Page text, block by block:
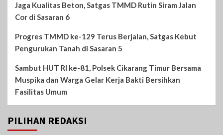
Jaga Kualitas Beton, Satgas TMMD Rutin Siram Jalan
Cor di Sasaran 6
Progres TMMD ke-129 Terus Berjalan, Satgas Kebut
Pengurukan Tanah di Sasaran 5
Sambut HUT RI ke-81, Polsek Cikarang Timur Bersama
Muspika dan Warga Gelar Kerja Bakti Bersihkan
Fasilitas Umum
PILIHAN REDAKSI